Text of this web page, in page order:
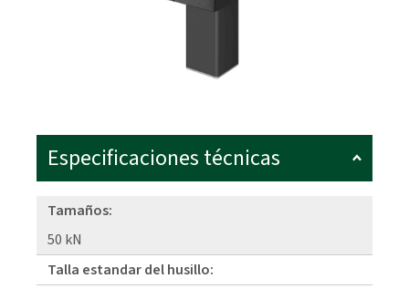
Especificaciones técnicas
Tamaños:
50 kN
Talla estandar del husillo: